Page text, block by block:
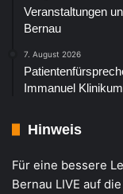
Veranstaltungen
Bernau
7. August 2026
Immanuel
Hinweis
Für eine bessere
Bernau LIVE auf